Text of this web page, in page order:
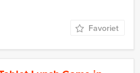
Favoriet